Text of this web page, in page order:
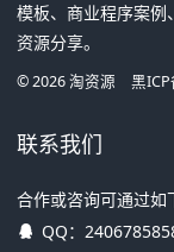
模板、商业程序案例
资源分享。
©2026淘资源 黑
联系我们
合作或咨询可通过如
QQ：